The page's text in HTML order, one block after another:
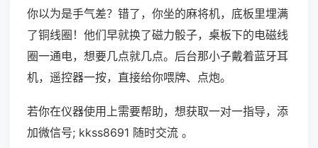
你以为是手气差？错了，你坐的麻将机，底板里埋满
了铜线圈！他们早就换了磁力骰子，桌板下的电磁线
圈一通电，想要几点就几点。后台那小子戴着蓝牙耳
机，遥控器一按，直接给你喂牌、点炮。
若你在仪器使用上需要帮助，想获取一对一指导，添
加微信号; kkss8691 随时交流 。